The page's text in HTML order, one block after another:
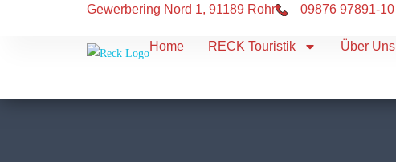
Gewerbering Nord 1, 91189 Rohr 09876 97891-10
Home RECK Touristik Über Uns